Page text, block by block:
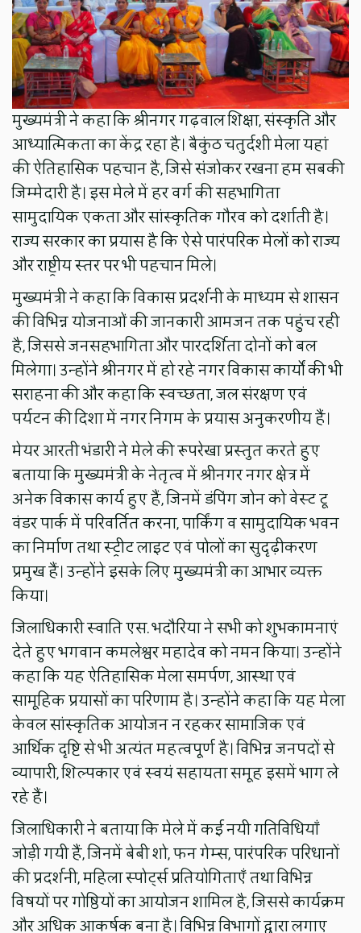
मुख्यमंत्री ने कहा कि श्रीनगर गढ़वाल शिक्षा, संस्कृति और
आध्यात्मिकता का केंद्र रहा है। बैकुंठ चतुर्दशी मेला यहां
की ऐतिहासिक पहचान है, जिसे संजोकर रखना हम सबकी
जिम्मेदारी है। इस मेले में हर वर्ग की सहभागिता
सामुदायिक एकता और सांस्कृतिक गौरव को दर्शाती है।
राज्य सरकार का प्रयास है कि ऐसे पारंपरिक मेलों को राज्य
और राष्ट्रीय स्तर पर भी पहचान मिले।
मुख्यमंत्री ने कहा कि विकास प्रदर्शनी के माध्यम से शासन
की विभिन्न योजनाओं की जानकारी आमजन तक पहुंच रही
है, जिससे जनसहभागिता और पारदर्शिता दोनों को बल
मिलेगा। उन्होंने श्रीनगर में हो रहे नगर विकास कार्यों की भी
सराहना की और कहा कि स्वच्छता, जल संरक्षण एवं
पर्यटन की दिशा में नगर निगम के प्रयास अनुकरणीय हैं।
मेयर आरती भंडारी ने मेले की रूपरेखा प्रस्तुत करते हुए
बताया कि मुख्यमंत्री के नेतृत्व में श्रीनगर नगर क्षेत्र में
अनेक विकास कार्य हुए हैं, जिनमें डंपिंग जोन को वेस्ट टू
वंडर पार्क में परिवर्तित करना, पार्किंग व सामुदायिक भवन
का निर्माण तथा स्ट्रीट लाइट एवं पोलों का सुदृढ़ीकरण
प्रमुख हैं। उन्होंने इसके लिए मुख्यमंत्री का आभार व्यक्त
किया।
जिलाधिकारी स्वाति एस. भदौरिया ने सभी को शुभकामनाएं
देते हुए भगवान कमलेश्वर महादेव को नमन किया। उन्होंने
कहा कि यह ऐतिहासिक मेला समर्पण, आस्था एवं
सामूहिक प्रयासों का परिणाम है। उन्होंने कहा कि यह मेला
केवल सांस्कृतिक आयोजन न रहकर सामाजिक एवं
आर्थिक दृष्टि से भी अत्यंत महत्वपूर्ण है। विभिन्न जनपदों से
व्यापारी, शिल्पकार एवं स्वयं सहायता समूह इसमें भाग ले
रहे हैं।
जिलाधिकारी ने बताया कि मेले में कई नयी गतिविधियाँ
जोड़ी गयी हैं, जिनमें बेबी शो, फन गेम्स, पारंपरिक परिधानों
की प्रदर्शनी, महिला स्पोर्ट्स प्रतियोगिताएँ तथा विभिन्न
विषयों पर गोष्ठियों का आयोजन शामिल है, जिससे कार्यक्रम
और अधिक आकर्षक बना है। विभिन्न विभागों द्वारा लगाए